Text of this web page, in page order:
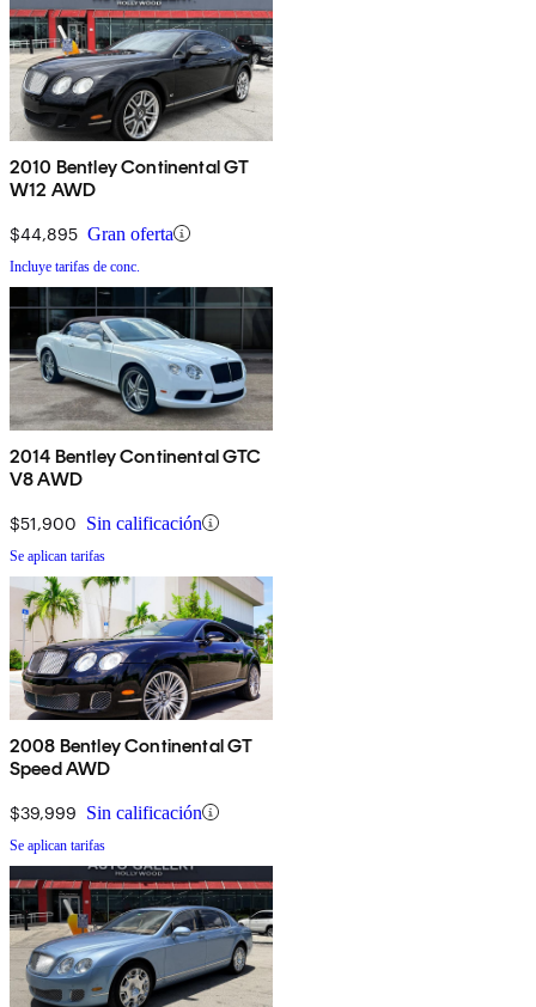
2010 Bentley Continental GT
W12 AWD
$44,895 Gran oferta
Incluye tarifas de conc.
2014 Bentley Continental GTC
V8 AWD
$51,900 Sin calificación
Se aplican tarifas
2008 Bentley Continental GT
Speed AWD
$39,999 Sin calificación
Se aplican tarifas